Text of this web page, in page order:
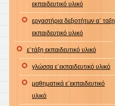
εκπαιδευτικό υλικό
εργαστήρια δεξιοτήτων α΄ ταξη
εκπαιδευτικό υλικό
ε΄τάξη εκπαιδευτικό υλικό
γλώσσα ε΄εκπαιδευτικό υλικό
μαθηματικά ε΄εκπαιδευτικό
υλικό